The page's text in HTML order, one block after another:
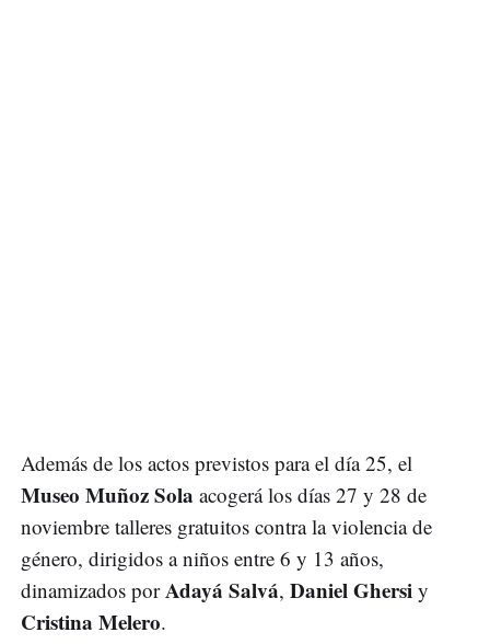
Además de los actos previstos para el día 25, el
Museo Muñoz Sola acogerá los días 27 y 28 de
noviembre talleres gratuitos contra la violencia de
género, dirigidos a niños entre 6 y 13 años,
dinamizados porAdayá Salvá, Daniel Ghersi y
Cristina Melero.